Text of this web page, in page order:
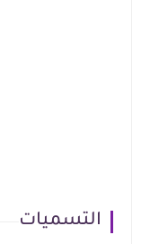
التسميات